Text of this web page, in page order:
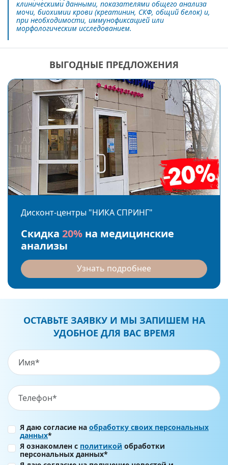
клиническими данными, показателями общего анализа
мочи, биохимии крови (креатинин, СКФ, общий белок) и,
при необходимости, иммунофиксацией или
морфологическим исследованием.
ВЫГОДНЫЕ ПРЕДЛОЖЕНИЯ
Дисконт-центры "НИКА СПРИНГ"
Скидка 20% на медицинские
анализы
Узнать подробнее
ОСТАВЬТЕ ЗАЯВКУ И МЫ ЗАПИШЕМ НА
УДОБНОЕ ДЛЯ ВАС ВРЕМЯ
Я даю согласие на обработку своих персональных
данных*
Я ознакомлен с политикой обработки
персональных данных*